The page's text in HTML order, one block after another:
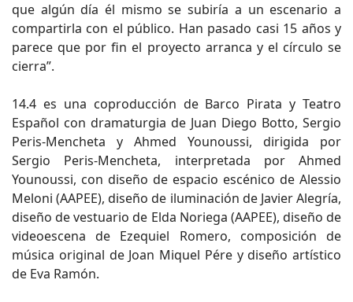
que algún día él mismo se subiría a un escenario a
compartirla con el público. Han pasado casi 15 años y
parece que por fin el proyecto arranca y el círculo se
cierra”.
14.4 es una coproducción de Barco Pirata y Teatro
Español con dramaturgia de Juan Diego Botto, Sergio
Peris-Mencheta y Ahmed Younoussi, dirigida por
Sergio Peris-Mencheta, interpretada por Ahmed
Younoussi, con diseño de espacio escénico de Alessio
Meloni (AAPEE), diseño de iluminación de Javier Alegría,
diseño de vestuario de Elda Noriega (AAPEE), diseño de
videoescena de Ezequiel Romero, composición de
música original de Joan Miquel Pére y diseño artístico
de Eva Ramón.